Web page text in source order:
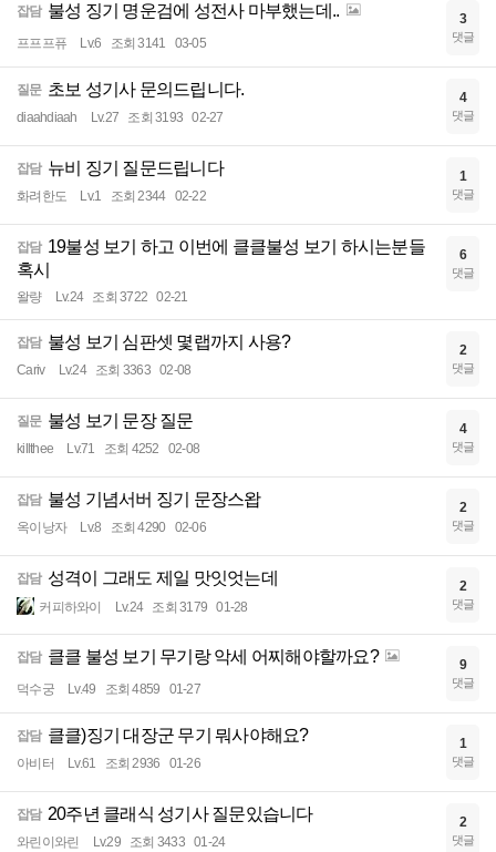
잡담 불성 징기 명운검에 성전사 마부했는데..
프프프퓨 Lv.6 조회 3141 03-05
3
댓글
질문 초보 성기사 문의드립니다.
diaahdiaah Lv.27 조회 3193 02-27
4
댓글
잡담 뉴비 징기 질문드립니다
화려한도 Lv.1 조회 2344 02-22
1
댓글
잡담 19불성 보기 하고 이번에 클클불성 보기 하시는분들
혹시
왈량 Lv.24 조회 3722 02-21
6
댓글
잡담 불성 보기 심판셋 몇랩까지 사용?
Cariv Lv.24 조회 3363 02-08
2
댓글
질문 불성 보기 문장 질문
killthee Lv.71 조회 4252 02-08
4
댓글
잡담 불성 기념서버 징기 문장스왑
옥이낭자 Lv.8 조회 4290 02-06
2
댓글
잡담 성격이 그래도 제일 맛잇엇는데
커피하와이 Lv.24 조회 3179 01-28
2
댓글
잡담 클클 불성 보기 무기랑 악세 어찌해야할까요?
덕수궁 Lv.49 조회 4859 01-27
9
댓글
잡담 클클)징기 대장군 무기 뭐사야해요?
아비터 Lv.61 조회 2936 01-26
1
댓글
잡담 20주년 클래식 성기사 질문있습니다
와린이와린 Lv.29 조회 3433 01-24
2
댓글